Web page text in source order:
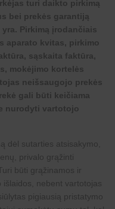
turi daikto pirkimą
bei prekės garantiją
Pirkimą įrodančiais
aparato kvitas, pirkimo
sąskaita faktūra,
mokėjimo kortelės
neišsaugojo prekės
gali būti keičiama
nurodyti vartotojo
dėl sutarties atsisakymo,
privalo grąžinti
būti grąžinamos ir
nebent vartotojas
pigiausią pristatymo